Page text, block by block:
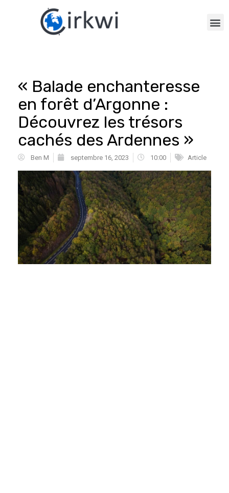
« Balade enchanteresse
en forêt d’Argonne :
Découvrez les trésors
cachés des Ardennes »
Ben M septembre 16, 2023 10:00 Article